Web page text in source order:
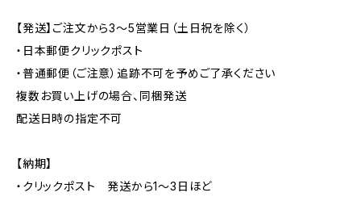
【発送】ご注文から3〜5営業日（土日祝を除く）
・日本郵便クリックポスト
・普通郵便（ご注意）追跡不可を予めご了承ください
複数お買い上げの場合、同梱発送
配送日時の指定不可
【納期】
・クリックポスト 発送から1〜3日ほど